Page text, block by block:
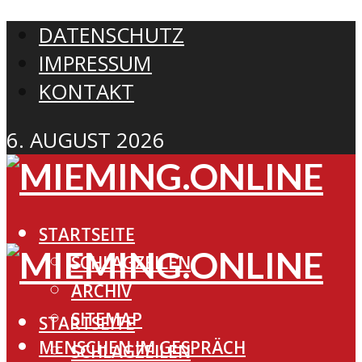
DATENSCHUTZ
IMPRESSUM
KONTAKT
6. AUGUST 2026
STARTSEITE
SCHLAGZEILEN
ARCHIV
SITEMAP
MENSCHEN IM GESPRÄCH
STARTSEITE
SCHLAGZEILEN